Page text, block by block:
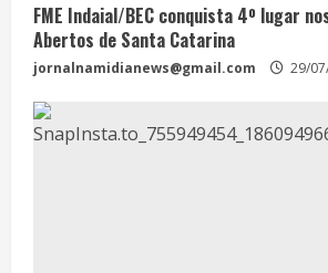
FME Indaial/BEC conquista 4º lugar
Abertos de Santa Catarina
jornalnamidianews@gmail.com 29/